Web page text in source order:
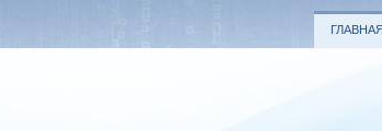
ГЛАВНАЯ